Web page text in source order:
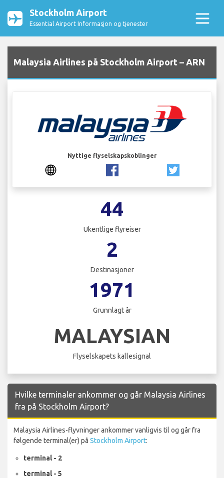
Stockholm Airport
Essential Airport Informasjon og tjenester
Malaysia Airlines på Stockholm Airport – ARN
Nyttige flyselskapskoblinger
44
Ukentlige flyreiser
2
Destinasjoner
1971
Grunnlagt år
MALAYSIAN
Flyselskapets kallesignal
Hvilke terminaler ankommer og går Malaysia Airlines
fra på Stockholm Airport?
Malaysia Airlines-flyvninger ankommer vanligvis til og går fra
følgende terminal(er) på Stockholm Airport:
terminal - 2
terminal - 5